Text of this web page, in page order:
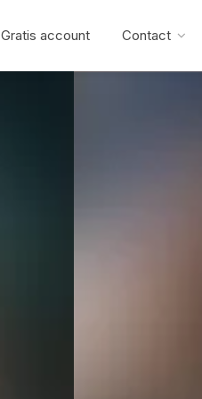
Gratis account Contact